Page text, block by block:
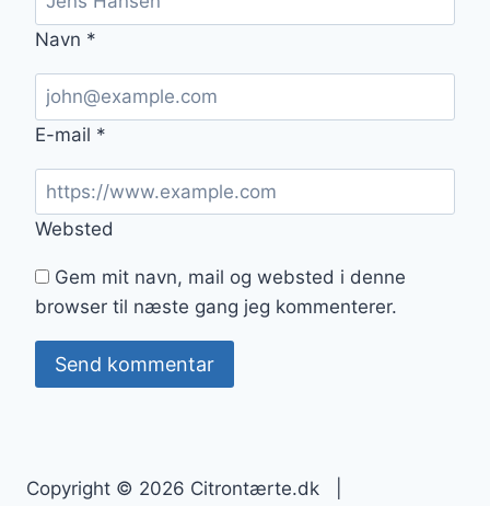
Navn *
E-mail *
Websted
Gem mit navn, mail og websted i denne
browser til næste gang jeg kommenterer.
Copyright © 2026 Citrontærte.dk |